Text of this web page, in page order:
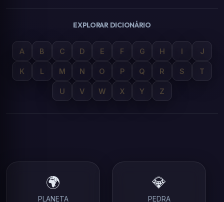
EXPLORAR DICIONÁRIO
A B C D E F G H I J
K L M N O P Q R S T
U V W X Y Z
🌍
PLANETA
💎
PEDRA